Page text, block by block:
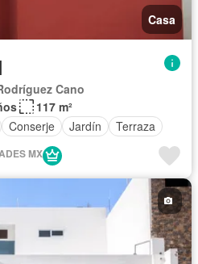
Casa
Cano
117 m²
Conserje Jardín Terraza
MX